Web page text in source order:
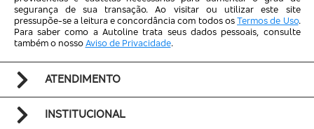
segurança de sua transação. Ao visitar ou utilizar este site
pressupõe-se a leitura e concordância com todos osTermos de Uso.
Para saber como a Autoline trata seus dados pessoais, consulte
também o nossoAviso de Privacidade.
ATENDIMENTO
INSTITUCIONAL